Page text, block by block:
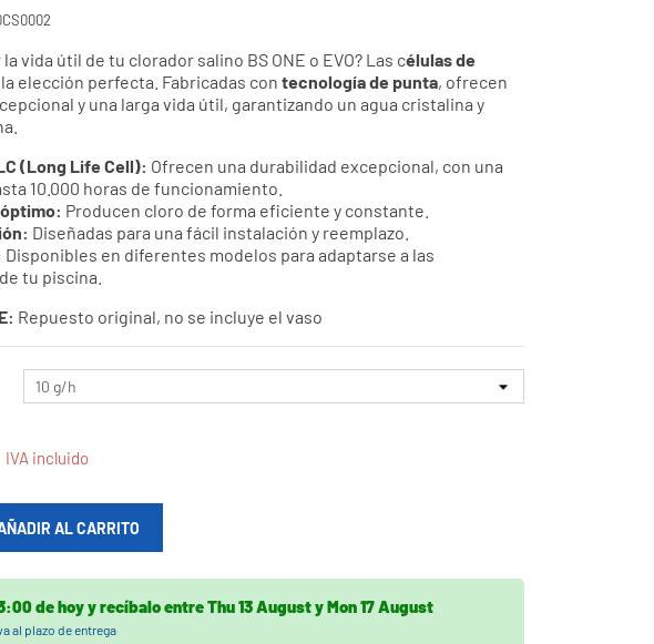
vida útil de tu clorador salino BS ONE o EVO? Las células de
elección perfecta. Fabricadas con tecnología de punta, ofrecen
y una larga vida útil, garantizando un agua cristalina y
(Long Life Cell): Ofrecen una durabilidad excepcional, con una
10.000 horas de funcionamiento.
Producen cloro de forma eficiente y constante.
Diseñadas para una fácil instalación y reemplazo.
Disponibles en diferentes modelos para adaptarse a las
tu piscina.
Repuesto original, no se incluye el vaso
IVA incluido